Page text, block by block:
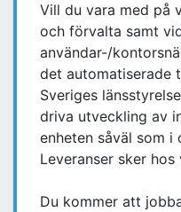
Vill du vara med på
och förvalta samt
användar-/
det automatiserade
Sveriges
driva utveckling av
enheten såväl som i
Leveranser sker
Du kommer att